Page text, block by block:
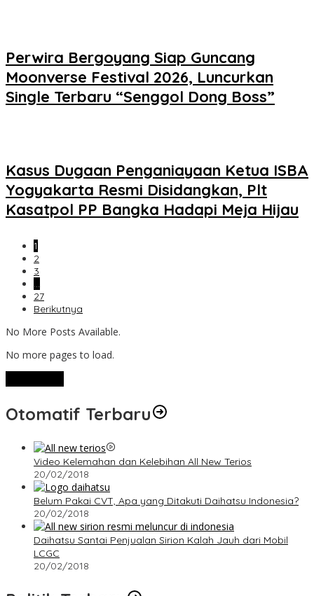
Perwira Bergoyang Siap Guncang
Moonverse Festival 2026, Luncurkan
Single Terbaru “Senggol Dong Boss”
Kasus Dugaan Penganiayaan Ketua ISBA
Yogyakarta Resmi Disidangkan, Plt
Kasatpol PP Bangka Hadapi Meja Hijau
1
2
3
…
27
Berikutnya
No More Posts Available.
No more pages to load.
Otomatif Terbaru
Video Kelemahan dan Kelebihan All New Terios
20/02/2018
Belum Pakai CVT, Apa yang Ditakuti Daihatsu Indonesia?
20/02/2018
Daihatsu Santai Penjualan Sirion Kalah Jauh dari Mobil
LCGC
20/02/2018